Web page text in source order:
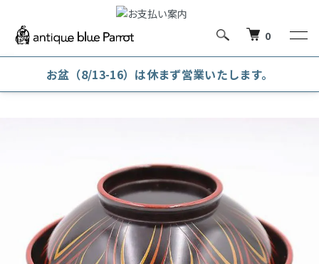
0
お盆（8/13-16）は休まず営業いたします。
漆器 吸物碗・煮物碗・丼碗